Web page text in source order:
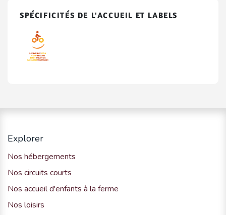
SPÉCIFICITÉS DE L'ACCUEIL ET LABELS
Explorer
Nos hébergements
Nos circuits courts
Nos accueil d'enfants à la ferme
Nos loisirs